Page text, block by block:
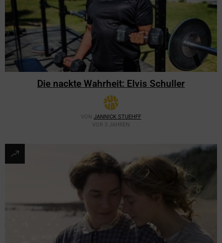
Die nackte Wahrheit: Elvis Schuller
VON JANNICK STUEHFF
VOR 3 JAHREN